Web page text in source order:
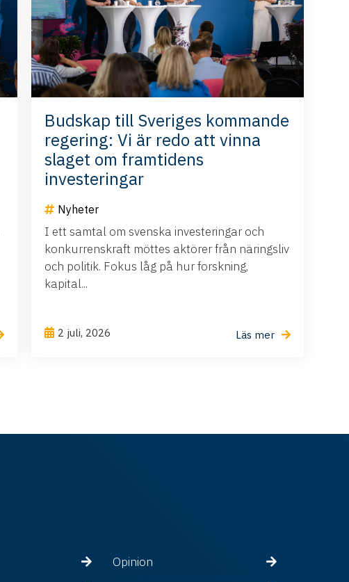
Budskap till Sveriges kommande
regering: Vi är redo att vinna
slaget om framtidens
investeringar
Nyheter
I ett samtal om svenska investeringar och
konkurrenskraft möttes aktörer från näringsliv
och politik. Fokus låg på hur forskning,
kapital...
2 juli, 2026 Läs mer
Opinion